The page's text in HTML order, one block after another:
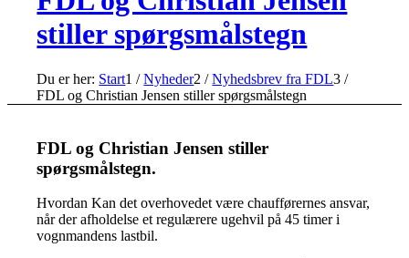
stiller spørgsmålstegn
Du er her: Start1 / Nyheder2 / Nyhedsbrev fra FDL3 /
FDL og Christian Jensen stiller spørgsmålstegn
FDL og Christian Jensen stiller
spørgsmålstegn.
Hvordan Kan det overhovedet være chaufførernes ansvar,
når der afholdelse et regulærere ugehvil på 45 timer i
vognmandens lastbil.